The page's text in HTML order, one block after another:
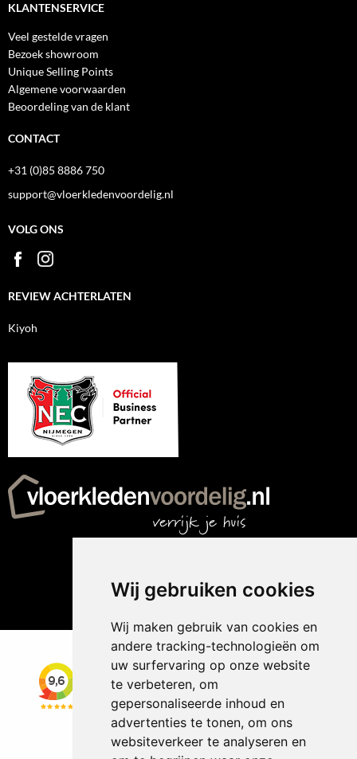
Wij gebruiken cookies
Wij maken gebruik van cookies en
andere tracking-technologieën om
uw surfervaring op onze website
te verbeteren, om
gepersonaliseerde inhoud en
advertenties te tonen, om ons
websiteverkeer te analyseren en
KLANTENSERVICE
Veel gestelde vragen
Bezoek showroom
Unique Selling Points
Algemene voorwaarden
Beoordeling van de klant
CONTACT
+31 (0)85 8886 750
support@vloerkledenvoordelig.nl
VOLG ONS
REVIEW ACHTERLATEN
Kiyoh